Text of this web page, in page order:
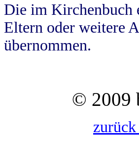
Die im Kirchenbuch
Eltern oder weitere
übernommen.
© 2009